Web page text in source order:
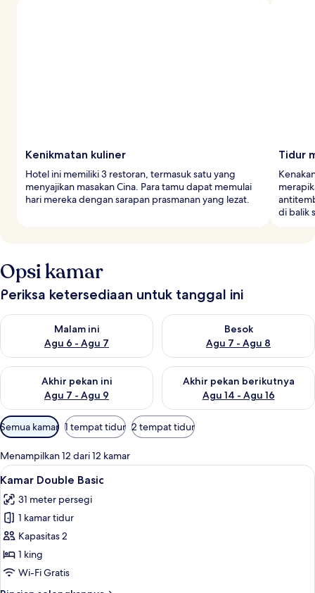
Kenikmatan kuliner
Hotel ini memiliki 3 restoran, termasuk satu yang
menyajikan masakan Cina. Para tamu dapat memulai
hari mereka dengan sarapan prasmanan yang lezat.
Tidur
di balik
Opsi kamar
Periksa ketersediaan untuk tanggal ini
Malam ini
Agu 6 - Agu 7
Periksa ketersediaan untuk malam ini Agu 6 - Agu 7
Besok
Agu 7 - Agu 8
Periksa ketersediaan untuk
Akhir pekan ini
Agu 7 - Agu 9
Periksa ketersediaan untuk akhir pekan ini Agu 7 - Agu 9
Akhir pekan berikutnya
Agu 14 - Agu 16
Periksa ketersediaan untuk
Filter
tersedia
untuk
kamar
Semua kamar 1 tempat tidur 2 tempat tidur
Menampilkan 12 dari 12 kamar
Lihat
semua
foto
untuk
Kamar
Double
Basic
Kamar Double Basic | 1 kamar tidur,
4
Kamar Double Basic
31 meter persegi
1 kamar tidur
Kapasitas 2
1 king
Wi-Fi Gratis